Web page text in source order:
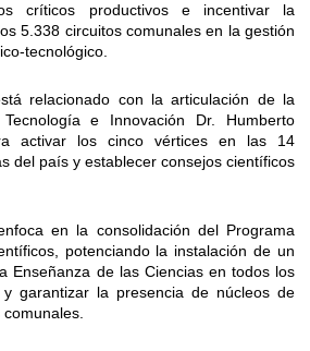
críticos productivos e incentivar la
5.338 circuitos comunales en la gestión
tecnológico.
relacionado con la articulación de la
e Innovación Dr. Humberto
activar los cinco vértices en las 14
del país y establecer consejos científicos
en la consolidación del Programa
potenciando la instalación de un
Enseñanza de las Ciencias en todos los
garantizar la presencia de núcleos de